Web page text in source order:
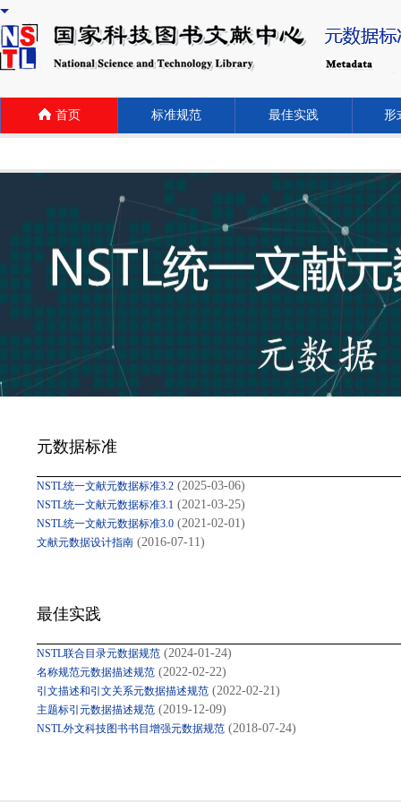
首页 标准规范 最佳实践 形
元数据标准
NSTL统一文献元数据标准3.2 (2025-03-06)
NSTL统一文献元数据标准3.1 (2021-03-25)
NSTL统一文献元数据标准3.0 (2021-02-01)
文献元数据设计指南 (2016-07-11)
最佳实践
NSTL联合目录元数据规范 (2024-01-24)
名称规范元数据描述规范 (2022-02-22)
引文描述和引文关系元数据描述规范 (2022-02-21)
主题标引元数据描述规范 (2019-12-09)
NSTL外文科技图书书目增强元数据规范 (2018-07-24)